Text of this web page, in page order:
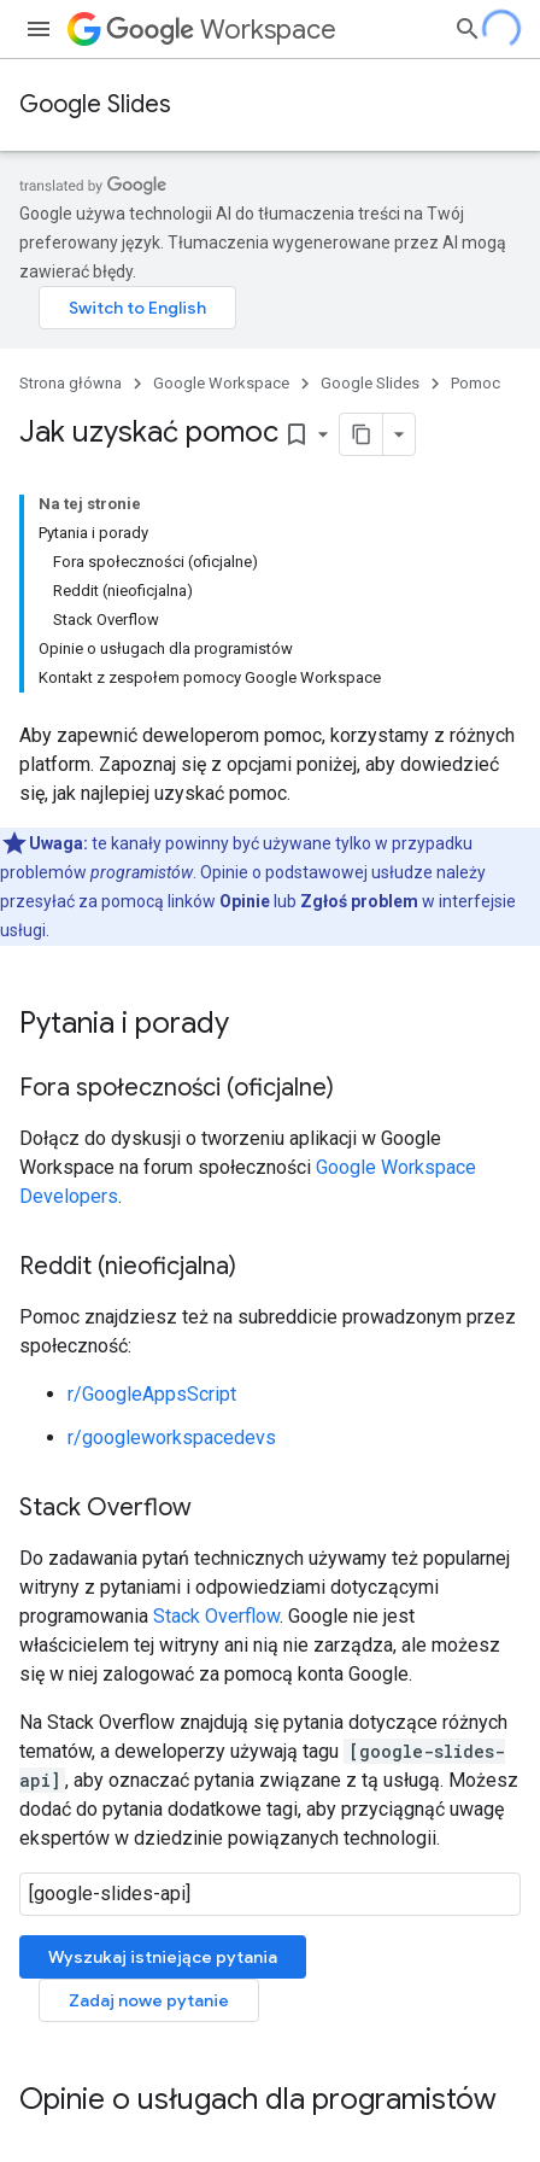
Workspace
Google Slides
Google używa technologii AI do tłumaczenia treści na Twój
preferowany język. Tłumaczenia wygenerowane przez AI mogą
zawierać błędy.
Strona główna Google Workspace Google Slides Pomoc
Jak uzyskać pomoc bookmark_border
Na tej stronie
Pytania i porady
Fora społeczności (oficjalne)
Reddit (nieoficjalna)
Stack Overflow
Opinie o usługach dla programistów
Kontakt z zespołem pomocy Google Workspace
Aby zapewnić deweloperom pomoc, korzystamy z różnych
platform. Zapoznaj się z opcjami poniżej, aby dowiedzieć
się, jak najlepiej uzyskać pomoc.
Uwaga: te kanały powinny być używane tylko w przypadku
problemów programistów. Opinie o podstawowej usłudze należy
przesyłać za pomocą linków Opinie lub Zgłoś problem w interfejsie
usługi.
Pytania i porady
Fora społeczności (oficjalne)
Dołącz do dyskusji o tworzeniu aplikacji w Google
Workspace na forum społeczności Google Workspace
Developers.
Reddit (nieoficjalna)
Pomoc znajdziesz też na subreddicie prowadzonym przez
społeczność:
r/GoogleAppsScript
r/googleworkspacedevs
Stack Overflow
Do zadawania pytań technicznych używamy też popularnej
witryny z pytaniami i odpowiedziami dotyczącymi
programowania Stack Overflow. Google nie jest
właścicielem tej witryny ani nią nie zarządza, ale możesz
się w niej zalogować za pomocą konta Google.
Na Stack Overflow znajdują się pytania dotyczące różnych
tematów, a deweloperzy używają tagu [google-slides-
api] , aby oznaczać pytania związane z tą usługą. Możesz
dodać do pytania dodatkowe tagi, aby przyciągnąć uwagę
ekspertów w dziedzinie powiązanych technologii.
Wyszukaj istniejące pytania
Zadaj nowe pytanie
Opinie o usługach dla programistów